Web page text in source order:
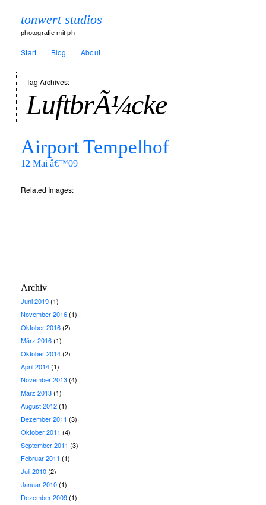
tonwert studios
photografie mit ph
Start Blog About
Tag Archives:
LuftbrÃ¼cke
Airport Tempelhof
12 Mai â€™09
Related Images:
Archiv
Juni 2019(1)
November 2016(1)
Oktober 2016(2)
März 2016(1)
Oktober 2014(2)
April 2014(1)
November 2013(4)
März 2013(1)
August 2012(1)
Dezember 2011 (3)
Oktober 2011 (4)
September 2011 (3)
Februar 2011 (1)
Juli 2010(2)
Januar 2010(1)
Dezember 2009(1)